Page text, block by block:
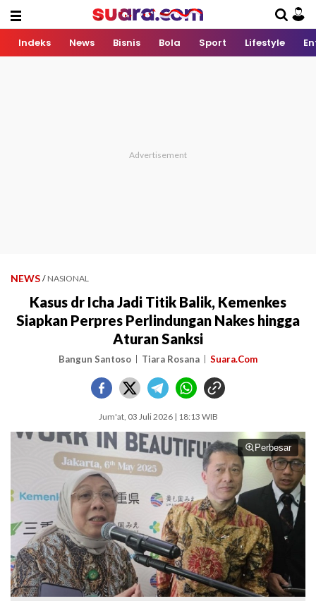
Indeks News Bisnis Bola Sport Lifestyle
NEWS / NASIONAL
Kasus dr Icha Jadi Titik Balik, Kemenkes
Siapkan Perpres Perlindungan Nakes hingga
Aturan Sanksi
Bangun Santoso Tiara Rosana Suara.Com
Jum'at, 03 Juli 2026 | 18:13 WIB
Perbesar